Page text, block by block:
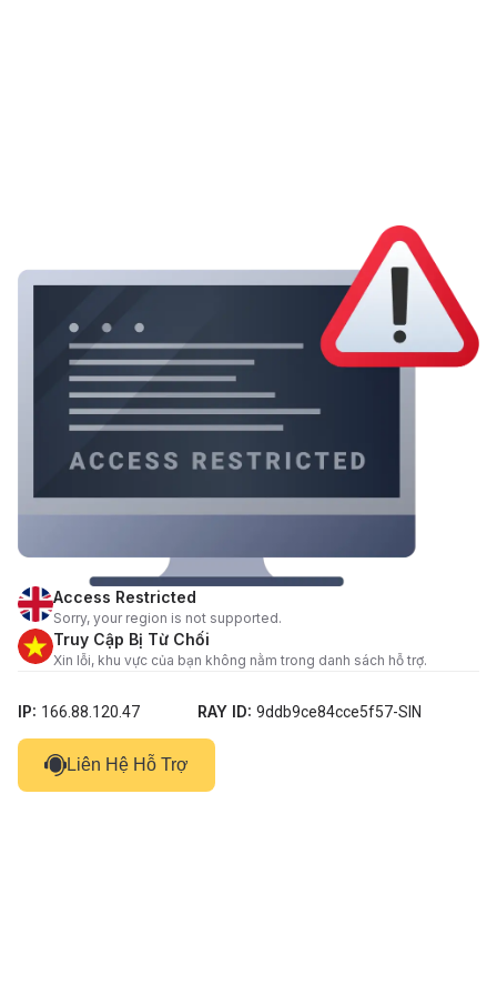
Access Restricted
Sorry, your region is not supported.
Truy Cập Bị Từ Chối
Xin lỗi, khu vực của bạn không nằm trong danh sách hỗ trợ.
IP: 166.88.120.47 RAY ID: 9ddb9ce84cce5f57-SIN
Liên Hệ Hỗ Trợ